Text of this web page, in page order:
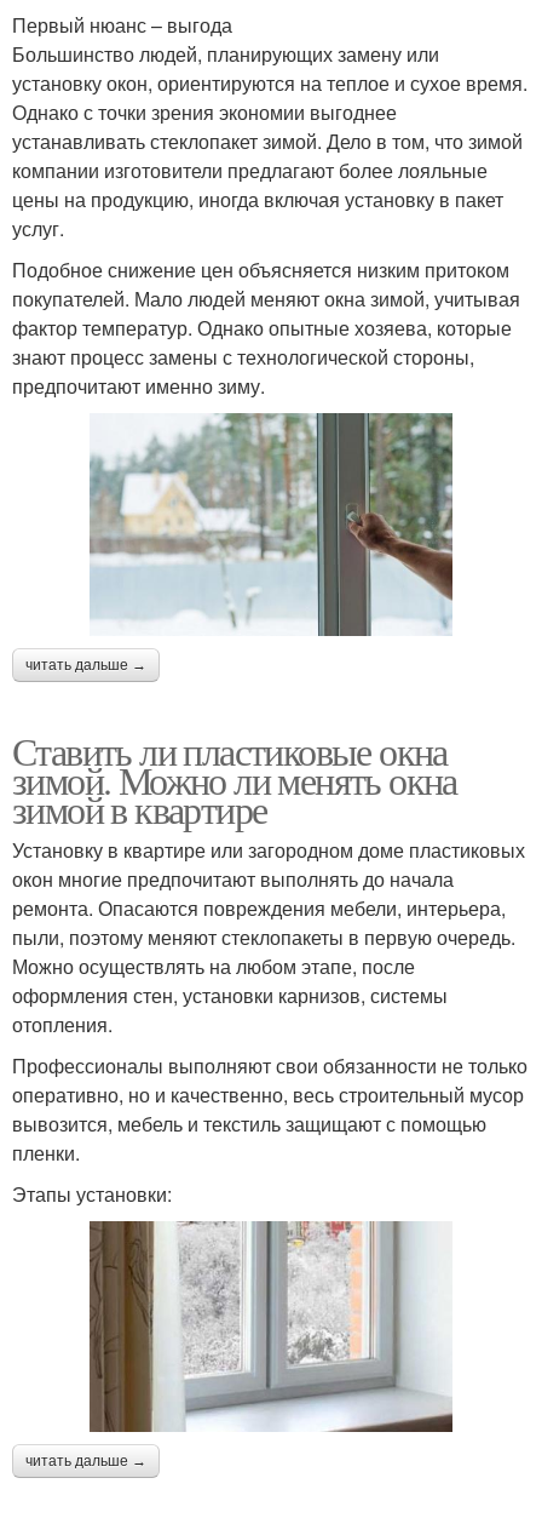
Первый нюанс – выгода
Большинство людей, планирующих замену или
установку окон, ориентируются на теплое и сухое время.
Однако с точки зрения экономии выгоднее
устанавливать стеклопакет зимой. Дело в том, что зимой
компании изготовители предлагают более лояльные
цены на продукцию, иногда включая установку в пакет
услуг.
Подобное снижение цен объясняется низким притоком
покупателей. Мало людей меняют окна зимой, учитывая
фактор температур. Однако опытные хозяева, которые
знают процесс замены с технологической стороны,
предпочитают именно зиму.
читать дальше →
Ставить ли пластиковые окна
зимой. Можно ли менять окна
зимой в квартире
Установку в квартире или загородном доме пластиковых
окон многие предпочитают выполнять до начала
ремонта. Опасаются повреждения мебели, интерьера,
пыли, поэтому меняют стеклопакеты в первую очередь.
Можно осуществлять на любом этапе, после
оформления стен, установки карнизов, системы
отопления.
Профессионалы выполняют свои обязанности не только
оперативно, но и качественно, весь строительный мусор
вывозится, мебель и текстиль защищают с помощью
пленки.
Этапы установки:
читать дальше →